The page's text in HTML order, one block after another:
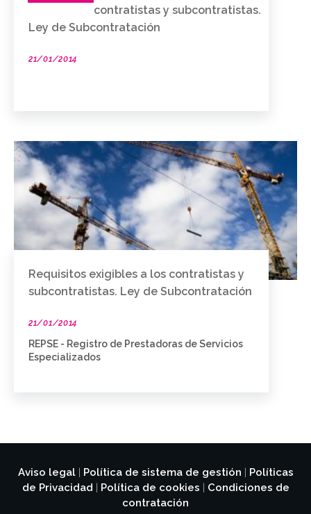
contratistas y subcontratistas.
Ley de Subcontratación
21/01/2014
Requisitos exigibles a los contratistas y
subcontratistas. Ley de Subcontratación
21/01/2014
REPSE - Registro de Prestadoras de Servicios
Especializados
Aviso legal| Política de sistema de gestión
Políticas
de Privacidad
Política de cookies
Condiciones de
contratación